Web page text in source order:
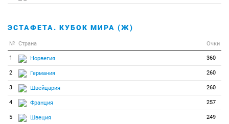
ЭСТАФЕТА. КУБОК МИРА (Ж)
№ Страна Очки
1 Норвегия 360
2 Германия 260
3 Швейцария 260
4 Франция 257
5 Швеция 249